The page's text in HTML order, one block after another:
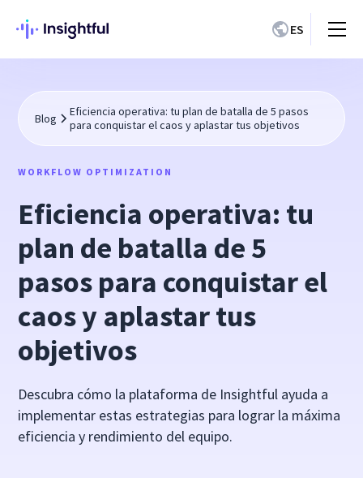
ES
Blog
Eficiencia operativa: tu plan de batalla de 5 pasos
para conquistar el caos y aplastar tus objetivos
WORKFLOW OPTIMIZATION
Eficiencia operativa: tu
plan de batalla de 5
pasos para conquistar el
caos y aplastar tus
objetivos
Descubra cómo la plataforma de Insightful ayuda a
implementar estas estrategias para lograr la máxima
eficiencia y rendimiento del equipo.